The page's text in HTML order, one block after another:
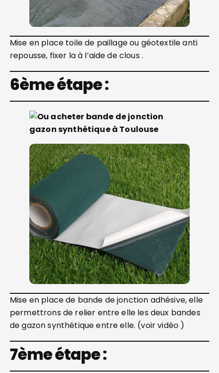
Mise en place toile de paillage ou géotextile anti
repousse, fixer la à l’aide de clous .
6ème étape :
Mise en place de bande de jonction adhésive, elle
permettrons de relier entre elle les deux bandes
de gazon synthétique entre elle. (voir vidéo )
7ème étape :